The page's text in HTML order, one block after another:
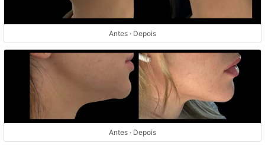
Antes · Depois
Antes · Depois